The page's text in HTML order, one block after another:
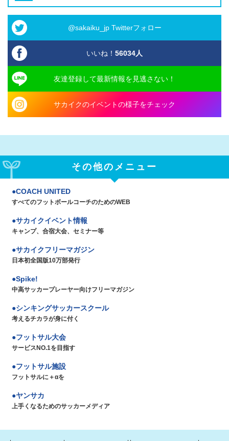
@sakaiku_jp Twitterフォロー
いいね！ 56034人
友達登録して最新情報を見逃さない！
サカイクのイベントの様子をチェック
その他のメニュー
COACH UNITED
すべてのフットボールコーチのためのWEB
サカイクイベント情報
キャンプ、合宿大会、セミナー等
サカイクフリーマガジン
日本初全国版10万部発行
Spike!
中高サッカープレーヤー向けフリーマガジン
シンキングサッカースクール
考えるチカラが身に付く
フットサル大会
サービスNO.1を目指す
フットサル施設
フットサルに＋αを
ヤンサカ
上手くなるためのサッカーメディア